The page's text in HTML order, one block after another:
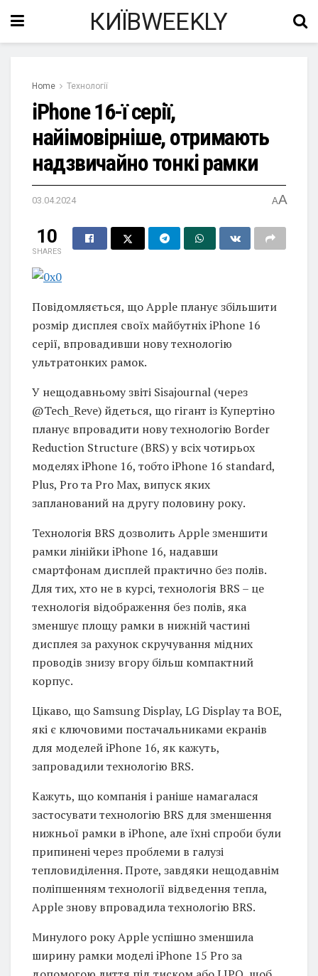
КИЇВWEEKLY
Home Технології
iPhone 16-ї серії,
найімовірніше, отримають
надзвичайно тонкі рамки
03.04.2024 AA
10
SHARES
Повідомляється, що Apple планує збільшити
розмір дисплея своїх майбутніх iPhone 16
серії, впровадивши нову технологію
ультратонких рамок.
У нещодавньому звіті Sisajournal (через
@Tech_Reve) йдеться, що гігант із Купертіно
планує впровадити нову технологію Border
Reduction Structure (BRS) у всіх чотирьох
моделях iPhone 16, тобто iPhone 16 standard,
Plus, Pro та Pro Max, випуск яких
запланований на другу половину року.
Технологія BRS дозволить Apple зменшити
рамки лінійки iPhone 16, надавши
смартфонам дисплей практично без полів.
Для тих, хто не в курсі, технологія BRS – це
технологія відображення без полів, яка
зменшує площу рамки в нижній частині
дисплея за рахунок скручування мідних
проводів знизу вгору більш компактний
корпус.
Цікаво, що Samsung Display, LG Display та BOE,
які є ключовими постачальниками екранів
для моделей iPhone 16, як кажуть,
запровадили технологію BRS.
Кажуть, що компанія і раніше намагалася
застосувати технологію BRS для зменшення
нижньої рамки в iPhone, але їхні спроби були
припинені через проблеми в галузі
тепловиділення. Проте, завдяки нещодавнім
поліпшенням технології відведення тепла,
Apple знову впровадила технологію BRS.
Минулого року Apple успішно зменшила
ширину рамки моделі iPhone 15 Pro за